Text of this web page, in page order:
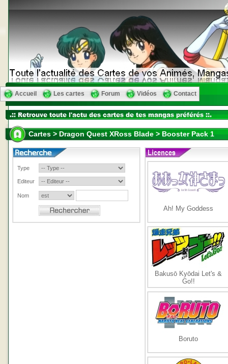
Accueil Les cartes Forum Vidéos Contact
Cartes > Dragon Quest XRoss Blade > Booster Pack 1
Type
Editeur
Nom
Ah! My Goddess
Bakusō Kyōdai Let's &
Go!!
Boruto